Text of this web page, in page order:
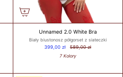
Unnamed 2.0 White Bra
Biały biustonosz półgorset z siateczki
399,00 zł
589,00 zł
7 Kolory